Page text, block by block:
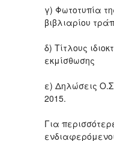
γ) Φωτοτυπία
βιβλιαρίου
δ) Τίτλους
εκμίσθωσης
ε) Δηλώσεις
2015.
Για